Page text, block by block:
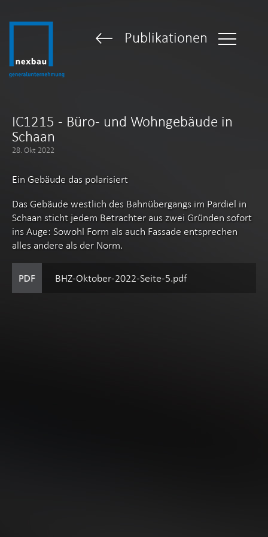
Publikationen
IC1215 - Büro- und Wohngebäude in
Schaan
28. Okt 2022
Ein Gebäude das polarisiert
Das Gebäude westlich des Bahnübergangs im Pardiel in
Schaan sticht jedem Betrachter aus zwei Gründen sofort
ins Auge: Sowohl Form als auch Fassade entsprechen
alles andere als der Norm.
BHZ-Oktober-2022-Seite-5.pdf